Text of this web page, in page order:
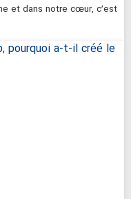
et dans notre cœur, c’est